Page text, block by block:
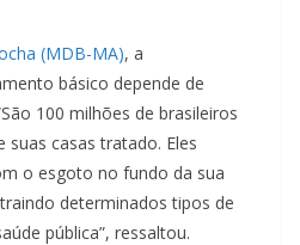
(MDB-MA), a
básico depende de
100 milhões de brasileiros
casas tratado. Eles
o esgoto no fundo da sua
determinados tipos de
pública”, ressaltou.